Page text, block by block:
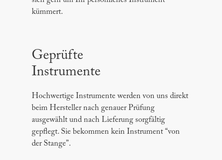
kümmert.
Geprüfte
Instrumente
Hochwertige Instrumente werden von uns direkt
beim Hersteller nach genauer Prüfung
ausgewählt und nach Lieferung sorgfältig
gepflegt. Sie bekommen kein Instrument “von
der Stange”.